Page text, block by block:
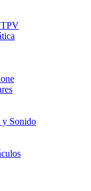
TPV
y Sonido